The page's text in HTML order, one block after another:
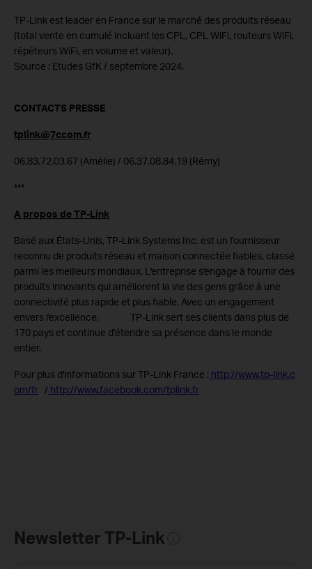
TP-Link est leader en France sur le marché des produits réseau
(total vente en cumulé incluant les CPL, CPL WiFi, routeurs WiFi,
répéteurs WiFi, en volume et valeur).
Source : Etudes GfK / septembre 2024.
CONTACTS PRESSE
tplink@7ccom.fr
06.83.72.03.67 (Amélie) / 06.37.08.84.19 (Rémy)
***
A propos de TP-Link
Basé aux États-Unis, TP-Link Systems Inc. est un fournisseur
reconnu de produits réseau et maison connectée fiables, classé
parmi les meilleurs mondiaux. L'entreprise s'engage à fournir des
produits innovants qui améliorent la vie des gens grâce à une
connectivité plus rapide et plus fiable. Avec un engagement
envers l'excellence, TP-Link sert ses clients dans plus de
170 pays et continue d’étendre sa présence dans le monde
entier.
Pour plus d'informations sur TP-Link France : http://www.tp-link.c
om/fr / http://www.facebook.com/tplink.fr
Newsletter TP-Link